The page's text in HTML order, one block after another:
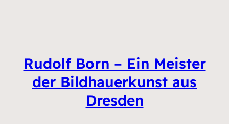
Rudolf Born – Ein Meister
der Bildhauerkunst aus
Dresden